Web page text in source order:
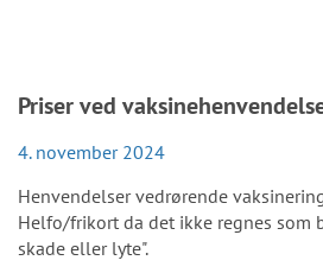
Priser ved
4. november 2024
Henvendelser vedrørende
Helfo/frikort da det ikke regnes som
skade eller lyte".